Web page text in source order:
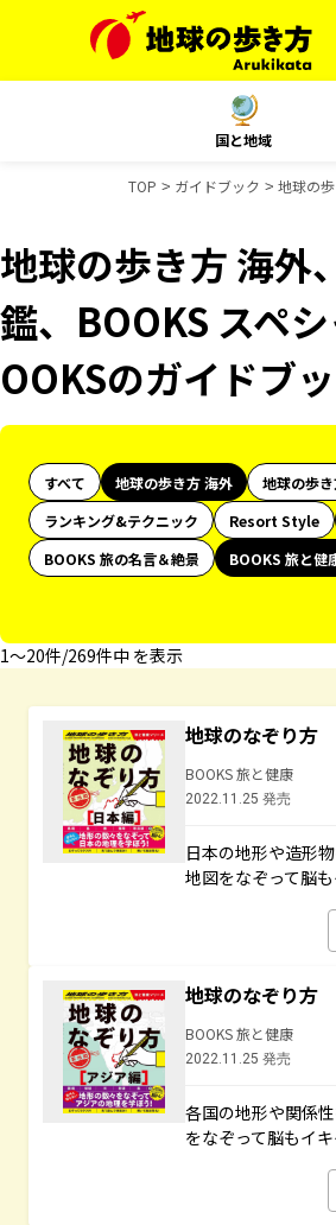
国と地域
TOP ガイドブック 地球の
地球の歩き方 海外
鑑、BOOKS スペ
OOKSのガイドブ
すべて 地球の歩き方 海外 地球の歩き
ランキング&テクニック
Resort Style
BOOKS 旅の名言＆絶景
BOOKS 旅と健
1〜20件/269件中 を表示
地球のなぞり
BOOKS 旅と健康
2022.11.25 発売
日本の地形や造形
地図をなぞって脳も
地球のなぞり
BOOKS 旅と健康
2022.11.25 発売
各国の地形や関係
をなぞって脳もイキ